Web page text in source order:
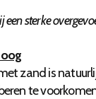
een sterke
zand is
te